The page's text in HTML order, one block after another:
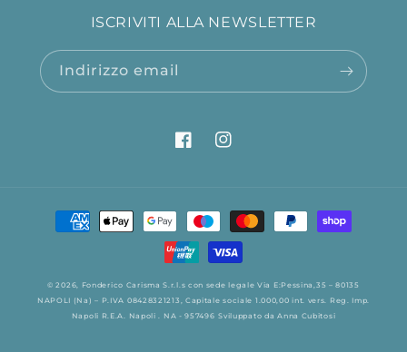
ISCRIVITI ALLA NEWSLETTER
Indirizzo email
FacebookInstagram
Metodi
© 2026, Fonderico Carisma S.r.l.s con sede legale Via E:Pessina,35 – 80135
NAPOLI (Na) – P.IVA 08428321213, Capitale sociale 1.000,00 int. vers. Reg. Imp.
Napoli R.E.A. Napoli . NA - 957496 Sviluppato daAnna Cubitosi